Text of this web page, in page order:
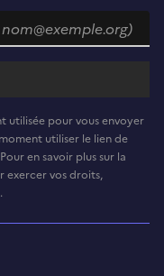
utilisée pour vous envoyer
utiliser le lien de
en savoir plus sur la
exercer vos droits,